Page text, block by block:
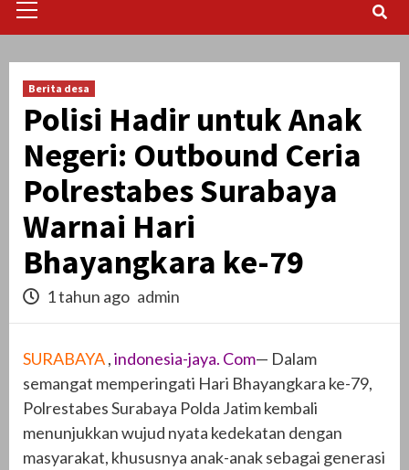
Menu
Berita desa
Polisi Hadir untuk Anak
Negeri: Outbound Ceria
Polrestabes Surabaya
Warnai Hari
Bhayangkara ke-79
1 tahun ago admin
SURABAYA,indonesia-jaya. Com— Dalam
semangat memperingati Hari Bhayangkara ke-79,
Polrestabes Surabaya Polda Jatim kembali
menunjukkan wujud nyata kedekatan dengan
masyarakat, khususnya anak-anak sebagai generasi